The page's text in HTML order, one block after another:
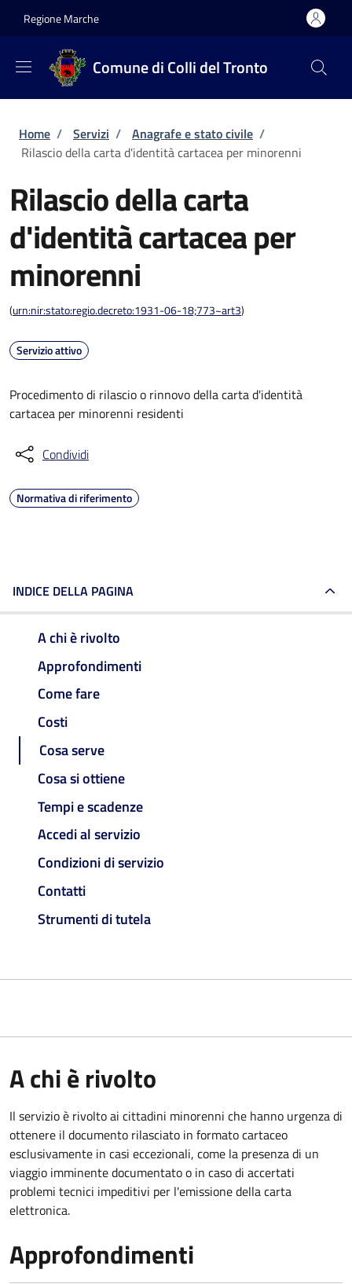
Regione Marche
Comune di Colli del Tronto
Briciole di pane
Home / Servizi / Anagrafe e stato civile /
Rilascio della carta d'identità cartacea per minorenni
Rilascio della carta
d'identità cartacea per
minorenni
(urn:nir:stato:regio.decreto:1931-06-18;773~art3)
Servizio attivo
Procedimento di rilascio o rinnovo della carta d'identità
cartacea per minorenni residenti
Condividi
Normativa di riferimento
INDICE DELLA PAGINA
A chi è rivolto
Approfondimenti
Come fare
Costi
Cosa serve
Cosa si ottiene
Tempi e scadenze
Accedi al servizio
Condizioni di servizio
Contatti
Strumenti di tutela
A chi è rivolto
Il servizio è rivolto ai cittadini minorenni che hanno urgenza di
ottenere il documento rilasciato in formato cartaceo
esclusivamente in casi eccezionali, come la presenza di un
viaggio imminente documentato o in caso di accertati
problemi tecnici impeditivi per l'emissione della carta
elettronica.
Approfondimenti